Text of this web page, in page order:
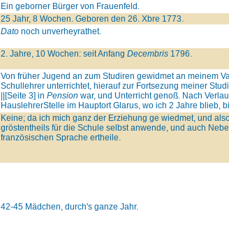
Ein geborner Bürger von Frauenfeld.
25 Jahr, 8 Wochen. Geboren den 26. Xbre 1773.
Datonoch unverheyrathet.
2. Jahre, 10 Wochen: seit Anfang Decembris1796.
Von früher Jugend an zum Studiren gewidmet an meinem
Schullehrer unterrichtet, hierauf zur Fortsezung meiner
||[Seite 3] in Pension war, und Unterricht genoß. Nach
HauslehrerStelle im Hauptort Glarus, wo ich 2 Jahre blieb,
Keine; da ich mich ganz der Erziehung ge wiedmet, und
gröstentheils für die Schule selbst anwende, und auch
französischen Sprache ertheile.
42-45 Mädchen, durch's ganze Jahr.